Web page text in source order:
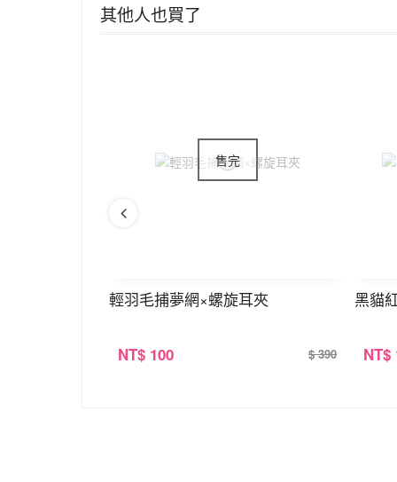
其他人也買了
輕羽毛捕夢網×螺旋耳夾
NT$ 100 $ 390
黑貓
NT$